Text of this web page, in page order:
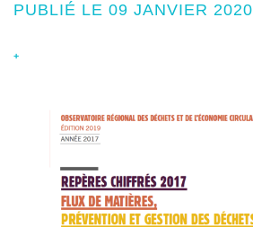
PUBLIÉ LE 09 JANVIER 2020
+